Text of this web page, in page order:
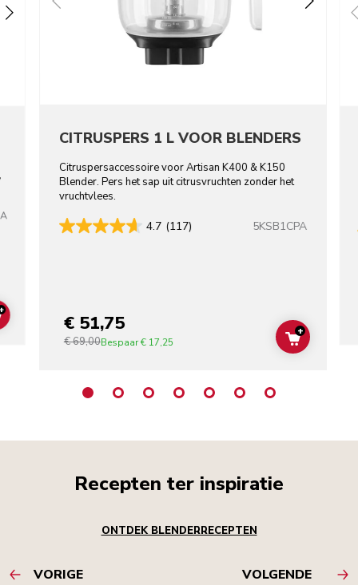
ADD TO CART
CITRUSPERS 1 L VOOR BLENDERS
Citruspersaccessoire voor Artisan K400 & K150
Blender. Pers het sap uit citrusvruchten zonder het
vruchtvlees.
4.7 (117) 5KSB1CPA
€ 51,75
€ 69,00Bespaar€ 17,25 ADD TO
+
Recepten ter inspiratie
ONTDEK BLENDERRECEPTEN
VORIGE VOLGENDE